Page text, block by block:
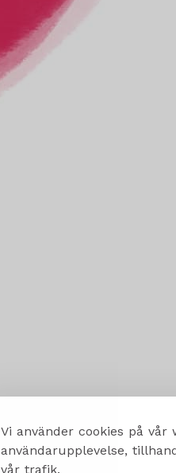
Vi använder cookies på
användarupplevelse,
vår trafik.